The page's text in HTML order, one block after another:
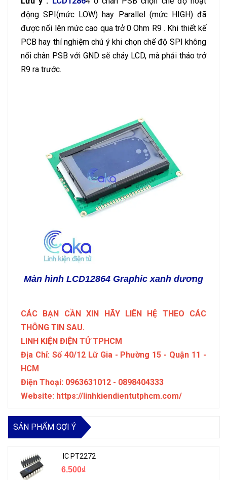
động SPI(mức LOW) hay Parallel (mức HIGH) đã
được nối lên mức cao qua trở 0 Ohm R9 . Khi thiết kế
PCB hay thí nghiệm chú ý khi chọn chế độ SPI không
nối chân PSB với GND sẽ cháy LCD, mà phải tháo trở
R9 ra trước.
Màn hình LCD12864 Graphic xanh dương
CÁC BẠN CẦN XIN HÃY LIÊN HỆ THEO CÁC
THÔNG TIN SAU.
LINH KIỆN ĐIỆN TỬ TPHCM
Địa Chỉ: Số 40/12 Lữ Gia - Phường 15 - Quận 11 -
HCM
Điện Thoại: 0963631012 - 0898404333
Website: https://linhkiendientutphcm.com/
SẢN PHẨM GỢI Ý
IC PT2272
6.500₫